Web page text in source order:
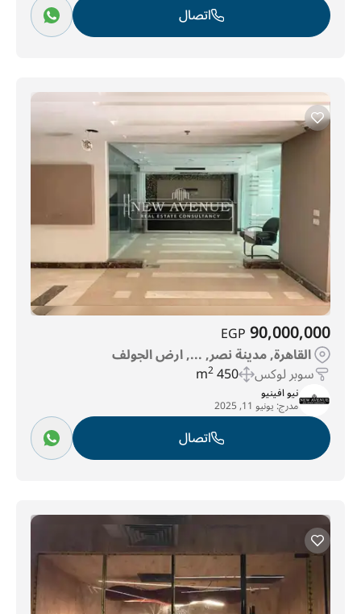
اتصال
90,000,000
EGP
القاهرة, مدينة نصر, ..., ارض الجولف
سوبر لوكس 450 m
2
نيو افينيو
مدرج: يونيو 11, 2025
اتصال